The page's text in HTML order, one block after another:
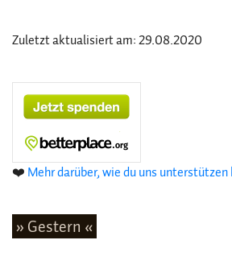
Zuletzt aktualisiert am: 29.08.2020
❤️ Mehr darüber, wie du uns
» Gestern «